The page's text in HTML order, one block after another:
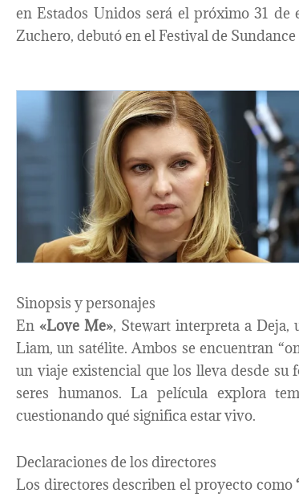
en Estados Unidos será el próximo 31
Zuchero, debutó en el Festival de Sundance
Sinopsis y personajes
En «Love Me», Stewart interpreta a Deja,
Liam, un satélite. Ambos se encuentran
un viaje existencial que los lleva desde
seres humanos. La película explora
cuestionando qué significa estar vivo.
Declaraciones de los directores
Los directores describen el proyecto como